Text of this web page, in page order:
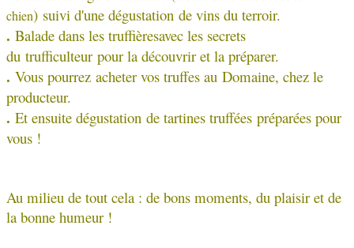
chien) suivi d'une dégustation de vins du terroir.
. Balade dans les truffièresavec les secrets
du trufficulteur pour la découvrir et la préparer.
. Vous pourrez acheter vos truffes au Domaine, chez le
producteur.
. Et ensuite dégustation de tartines truffées préparées pour
vous !
Au milieu de tout cela : de bons moments, du plaisir et de
la bonne humeur !